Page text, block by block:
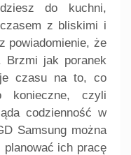
do kuchni,
z bliskimi i
powiadomienie, że
Brzmi jak poranek
czasu na to, co
czyli
codzienność w
Samsung można
ich pracę